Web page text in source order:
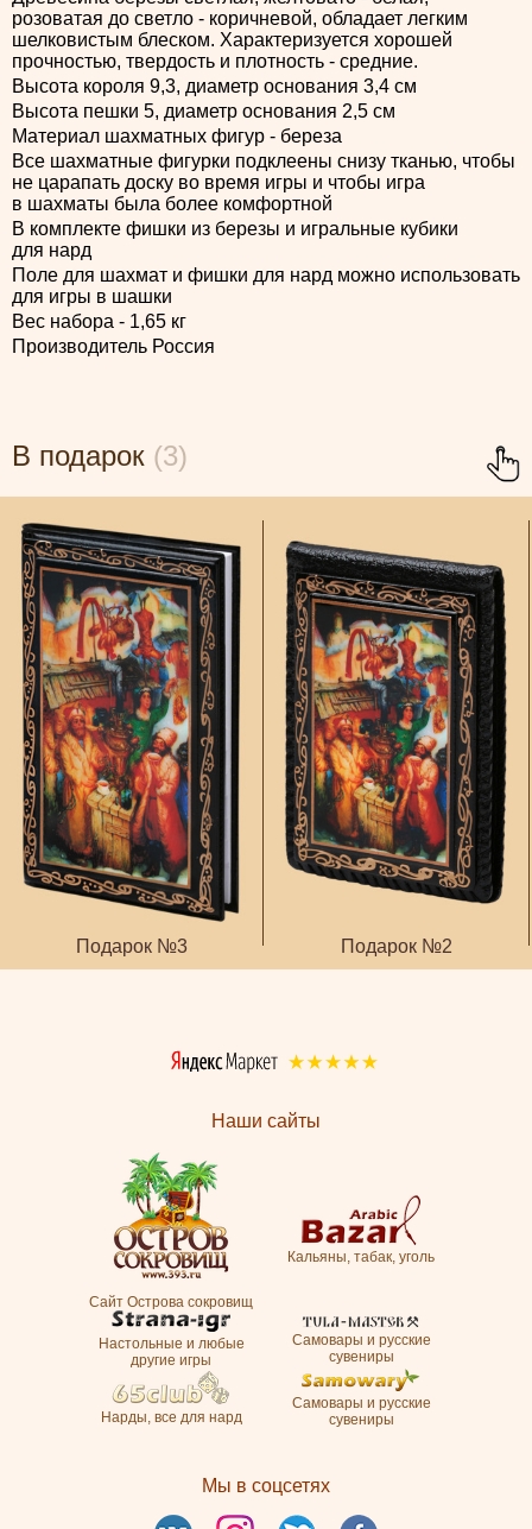
розоватая до светло - коричневой, обладает легким
шелковистым блеском. Характеризуется хорошей
прочностью, твердость и плотность - средние.
Высота короля 9,3, диаметр основания 3,4 см
Высота пешки 5, диаметр основания 2,5 см
Материал шахматных фигур - береза
Все шахматные фигурки подклеены снизу тканью, чтобы
не царапать доску во время игры и чтобы игра
в шахматы была более комфортной
В комплекте фишки из березы и игральные кубики
для нард
Поле для шахмат и фишки для нард можно использовать
для игры в шашки
Вес набора - 1,65 кг
Производитель Россия
В подарок (3)
Подарок №3 Подарок №2
Наши сайты
Сайт Острова сокровищ
Кальяны, табак, уголь
Настольные и любые
другие игры
Самовары и русские
сувениры
Нарды, все для нард
Самовары и русские
сувениры
Мы в соцсетях